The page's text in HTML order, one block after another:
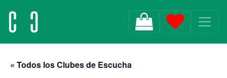
MAIN NAVIGATION
« Todos los Clubes de Escucha